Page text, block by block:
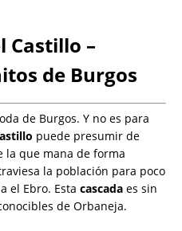
Castillo –
de Burgos
de Burgos. Y no es para
puede presumir de
la que mana de forma
la población para poco
el Ebro. Esta cascada es sin
de Orbaneja.